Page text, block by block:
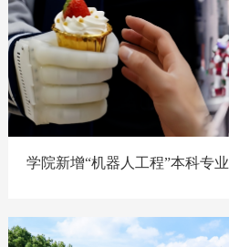
学院新增“机器人工程”本科专业